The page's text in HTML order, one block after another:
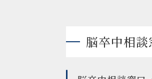
脳卒中相談